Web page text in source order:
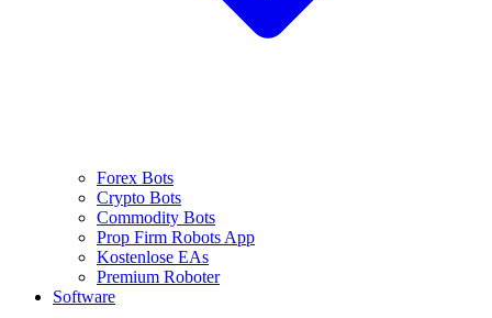
Forex Bots
Crypto Bots
Commodity Bots
Prop Firm Robots App
Kostenlose EAs
Premium Roboter
Software